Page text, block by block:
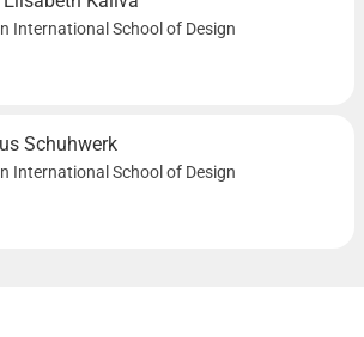
International School of Design
Schuhwerk
International School of Design